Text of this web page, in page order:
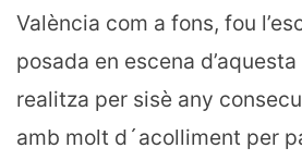
València com a fons, fou
posada en escena
realitza per sisè any
amb molt d´acolliment per